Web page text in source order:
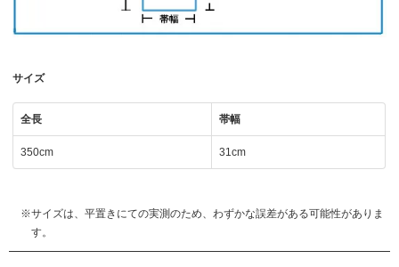
サイズ
全長 帯幅
350cm 31cm
サイズは、平置きにての実測のため、わずかな誤差がある可能性がありま
す。